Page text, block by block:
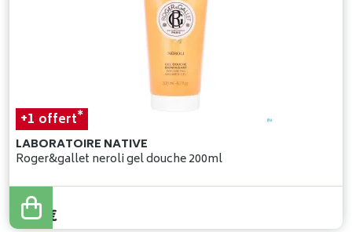
+1 offert*
LABORATOIRE NATIVE
Roger&gallet neroli gel douche 200ml
8,90€
7,56 €